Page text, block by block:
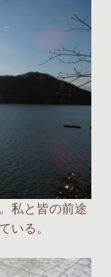
私と皆の前途
いる。